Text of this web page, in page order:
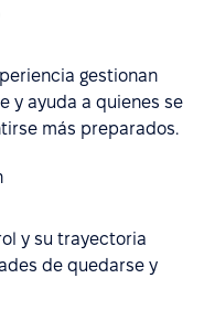
gestionan
y ayuda a quienes se
más preparados.
y su trayectoria
de quedarse y